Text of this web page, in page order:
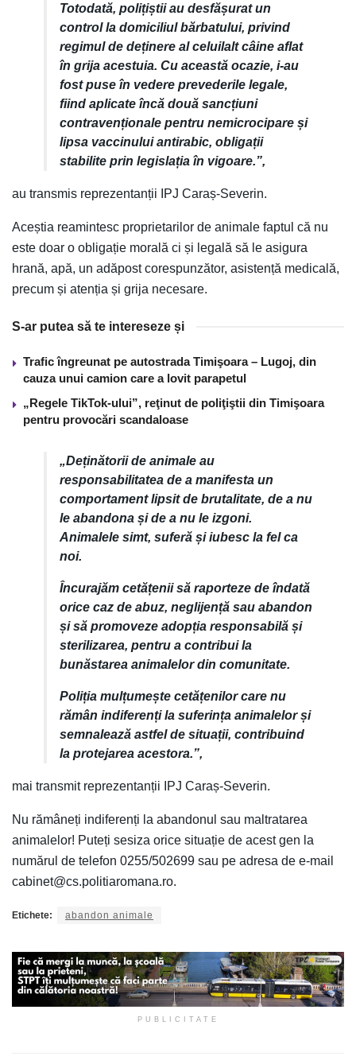
Totodată, polițiștii au desfășurat un
control la domiciliul bărbatului, privind
regimul de deținere al celuilalt câine aflat
în grija acestuia. Cu această ocazie, i-au
fost puse în vedere prevederile legale,
fiind aplicate încă două sancțiuni
contravenționale pentru nemicrocipare și
lipsa vaccinului antirabic, obligații
stabilite prin legislația în vigoare.”,
au transmis reprezentanții IPJ Caraș-Severin.
Aceștia reamintesc proprietarilor de animale faptul că nu
este doar o obligație morală ci și legală să le asigura
hrană, apă, un adăpost corespunzător, asistență medicală,
precum și atenția și grija necesare.
S-ar putea să te intereseze și
Trafic îngreunat pe autostrada Timişoara – Lugoj, din
cauza unui camion care a lovit parapetul
„Regele TikTok-ului”, reţinut de poliţiştii din Timişoara
pentru provocări scandaloase
„Deținătorii de animale au
responsabilitatea de a manifesta un
comportament lipsit de brutalitate, de a nu
le abandona și de a nu le izgoni.
Animalele simt, suferă și iubesc la fel ca
noi.
Încurajăm cetățenii să raporteze de îndată
orice caz de abuz, neglijență sau abandon
și să promoveze adopția responsabilă și
sterilizarea, pentru a contribui la
bunăstarea animalelor din comunitate.
Poliția mulțumește cetățenilor care nu
rămân indiferenți la suferința animalelor și
semnalează astfel de situații, contribuind
la protejarea acestora.”,
mai transmit reprezentanții IPJ Caraș-Severin.
Nu rămâneți indiferenți la abandonul sau maltratarea
animalelor! Puteți sesiza orice situație de acest gen la
numărul de telefon 0255/502699 sau pe adresa de e-mail
cabinet@cs.politiaromana.ro.
Etichete: abandon animale
PUBLICITATE